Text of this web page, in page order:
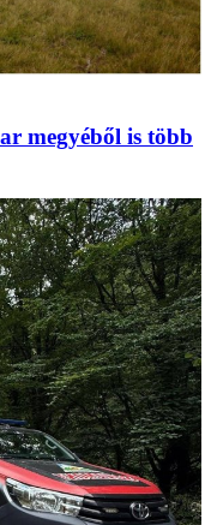
megyéből is több